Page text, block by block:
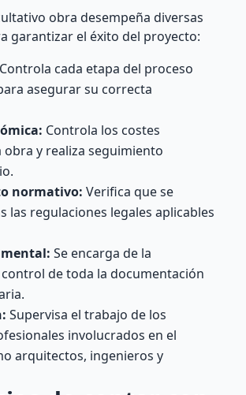
obra desempeña diversas
garantizar el éxito del proyecto:
Controla cada etapa del proceso
asegurar su correcta
Controla los costes
obra y realiza seguimiento
normativo: Verifica que se
las regulaciones legales aplicables
Se encarga de la
de toda la documentación
Supervisa el trabajo de los
involucrados en el
arquitectos, ingenieros y